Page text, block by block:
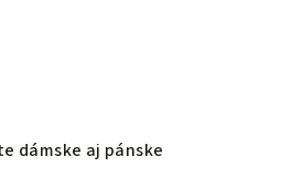
dámske aj pánske